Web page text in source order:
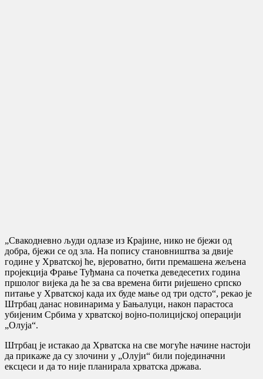
„Свакодневно људи одлазе из Крајине, нико не бјежи од
добра, бјежи се од зла. На попису становништва за двије
године у Хрватској ће, вјероватно, бити премашена жељена
пројекција Фрање Туђмана са почетка деведесетих година
пршолог вијека да ће за сва времена бити ријешено српско
питање у Хрватској када их буде мање од три одсто“, рекао је
Штрбац данас новинарима у Бањалуци, након парастоса
убијеним Србима у хрватској војно-полицијској операцији
„Олуја“.
Штрбац је истакао да Хрватска на све могуће начине настоји
да прикаже да су злочини у „Олуји“ били појединачни
ексцеси и да то није планирала хрватска држава.